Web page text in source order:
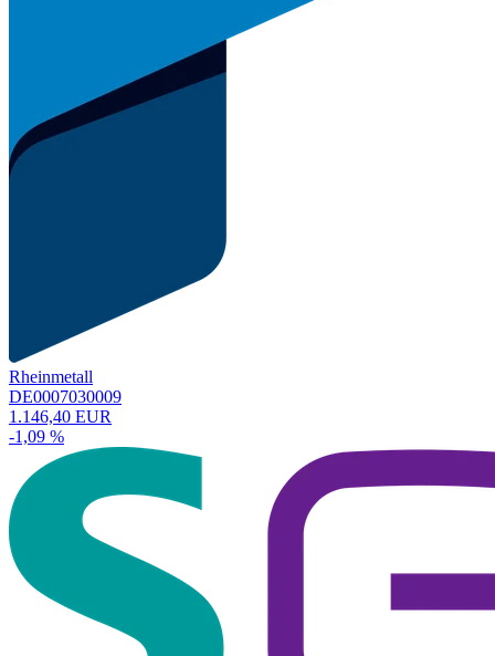
Rheinmetall
DE0007030009
1.146,40 EUR
-1,09 %